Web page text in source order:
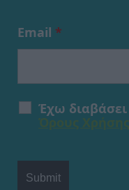
Email *
Έχω